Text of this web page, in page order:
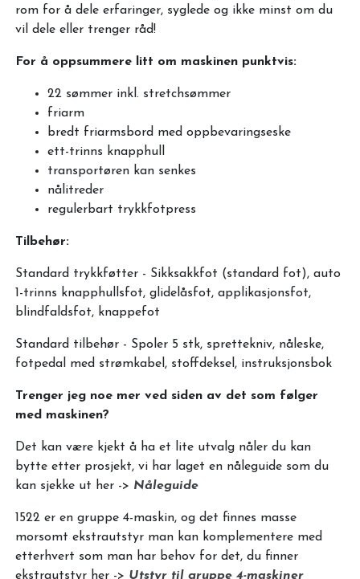
rom for å dele erfaringer, syglede og ikke minst om du
vil dele eller trenger råd!
For å oppsummere litt om maskinen punktvis:
22 sømmer inkl. stretchsømmer
friarm
bredt friarmsbord med oppbevaringseske
ett-trinns knapphull
transportøren kan senkes
nålitreder
regulerbart trykkfotpress
Tilbehør:
Standard trykkføtter - Sikksakkfot (standard fot), auto
1-trinns knapphullsfot, glidelåsfot, applikasjonsfot,
blindfaldsfot, knappefot
Standard tilbehør - Spoler 5 stk, sprettekniv, nåleske,
fotpedal med strømkabel, stoffdeksel, instruksjonsbok
Trenger jeg noe mer ved siden av det som følger
med maskinen?
Det kan være kjekt å ha et lite utvalg nåler du kan
bytte etter prosjekt, vi har laget en nåleguide som du
kan sjekke ut her -> Nåleguide
1522 er en gruppe 4-maskin, og det finnes masse
morsomt ekstrautstyr man kan komplementere med
etterhvert som man har behov for det, du finner
ekstrautstyr her -> Utstyr til gruppe 4-maskiner